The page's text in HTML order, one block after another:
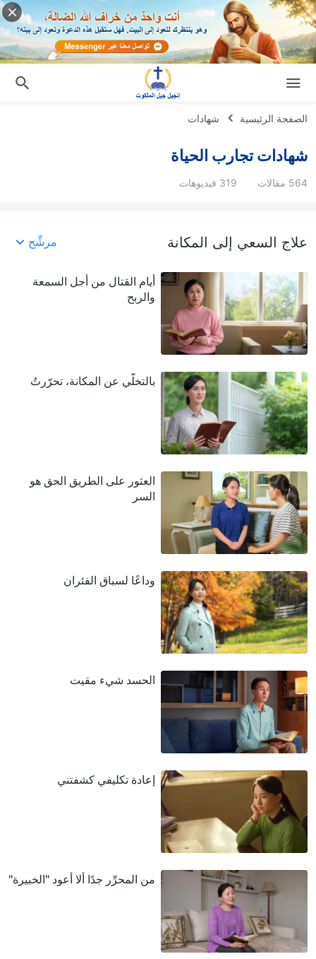
الصفحة الرئيسية شهادات
شهادات تجارب الحياة
564 مقالات 319 فيديوهات
علاج السعي إلى المكانة مرشِّح
أيام القتال من أجل السمعة
والربح
بالتخلّي عن المكانة، تحرّرتُ
العثور على الطريق الحق هو
السر
وداعًا لسباق الفئران
الحسد شيء مقيت
إعادة تكليفي كشفتني
من المحرِّر جدًا ألا أعود "الخبيرة"